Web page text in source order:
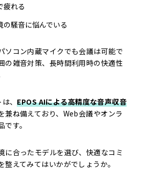
疲れる
の騒音に悩んでいる
ソコン内蔵マイクでも会議は可能で
の雑音対策、長時間利用時の快適性
は、EPOS AIによる高精度な音声収音
兼ね備えており、Web会議やオンラ
す。
に合ったモデルを選び、快適なコミ
整えてみてはいかがでしょうか。